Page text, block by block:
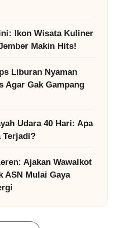
Ikon Wisata Kuliner
Makin Hits!
Liburan Nyaman
Agar Gak Gampang
Udara 40 Hari: Apa
Terjadi?
Ajakan Wawalkot
ASN Mulai Gaya